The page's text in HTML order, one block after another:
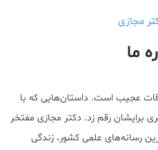
مجازی
ما
عجیب است. داستان‌هایی که با
برایشان رقم زد. دکتر مجازی مفتخر
رسانه‌های علمی کشور، زندگی